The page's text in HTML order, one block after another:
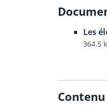
Les
364.5
Contenu